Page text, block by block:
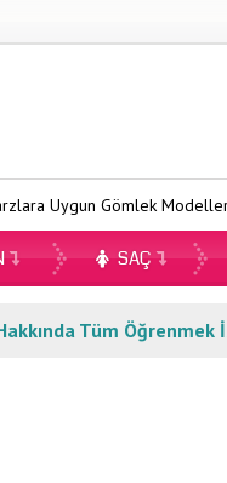
Gömlek Modelleri
SAÇ
Tüm